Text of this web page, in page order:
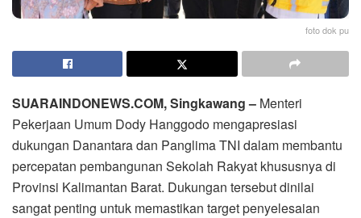
foto dok pu
SUARAINDONEWS.COM, Singkawang – Menteri
Pekerjaan Umum Dody Hanggodo mengapresiasi
dukungan Danantara dan Panglima TNI dalam membantu
percepatan pembangunan Sekolah Rakyat khususnya di
Provinsi Kalimantan Barat. Dukungan tersebut dinilai
sangat penting untuk memastikan target penyelesaian